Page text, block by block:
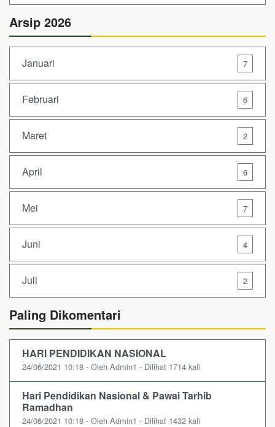
Arsip 2026
Januari 7
Februari 6
Maret 2
April 6
Mei 7
Juni 4
Juli 2
Paling Dikomentari
HARI PENDIDIKAN NASIONAL
24/06/2021 10:18 - Oleh Admin1 - Dilihat 1714 kali
Hari Pendidikan Nasional & Pawai Tarhib
Ramadhan
24/06/2021 10:18 - Oleh Admin1 - Dilihat 1432 kali